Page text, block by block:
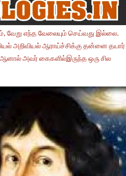
வேறு எந்த வேலையும் செய்வது இல்லை.
அறிவியல் ஆராய்ச்சிக்கு தன்னை தயார்
ஆனால் அவர் கைகளில்இருந்த ஒரு சில